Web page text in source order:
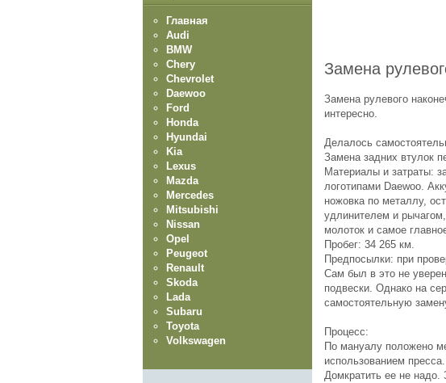
Замена
Замена рулевого
интересно.
Делалось
Замена задних втулок
Материалы и затраты:
логотипами Daewoo.
ножовка по металлу,
удлинителем и
молоток и самое
Пробег: 34 265 км.
Предпосылки: при
Сам был в это не
подвески. Однако на
самостоятельную
Процесс:
По мануалу положено
использованием
Домкратить ее не
Главная
Audi
BMW
Chery
Chevrolet
Daewoo
Ford
Honda
Hyundai
Kia
Lexus
Mazda
Mercedes
Mitsubishi
Nissan
Opel
Peugeot
Renault
Skoda
Lada
Subaru
Toyota
Volkswagen